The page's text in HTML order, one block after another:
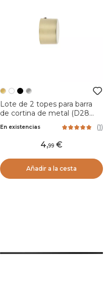
Lote de 2 topes para barra
de cortina de metal (D28
En existencias (1)
4,99
Añadir a la cesta